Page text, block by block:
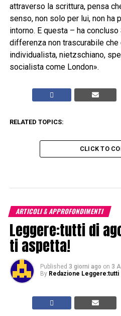
attraverso la scrittura, pensa
senso, non solo per lui, non ha
intorno. E questa – ha concluso
differenza non trascurabile che
individualista, nietzschiano,
socialista come London».
RELATED TOPICS:
CLICK TO
ARTICOLI & APPROFONDIMENTI
Leggere:tutti di
ti aspetta!
Published 3 giorni ago on 3
By Redazione Leggere:tutti